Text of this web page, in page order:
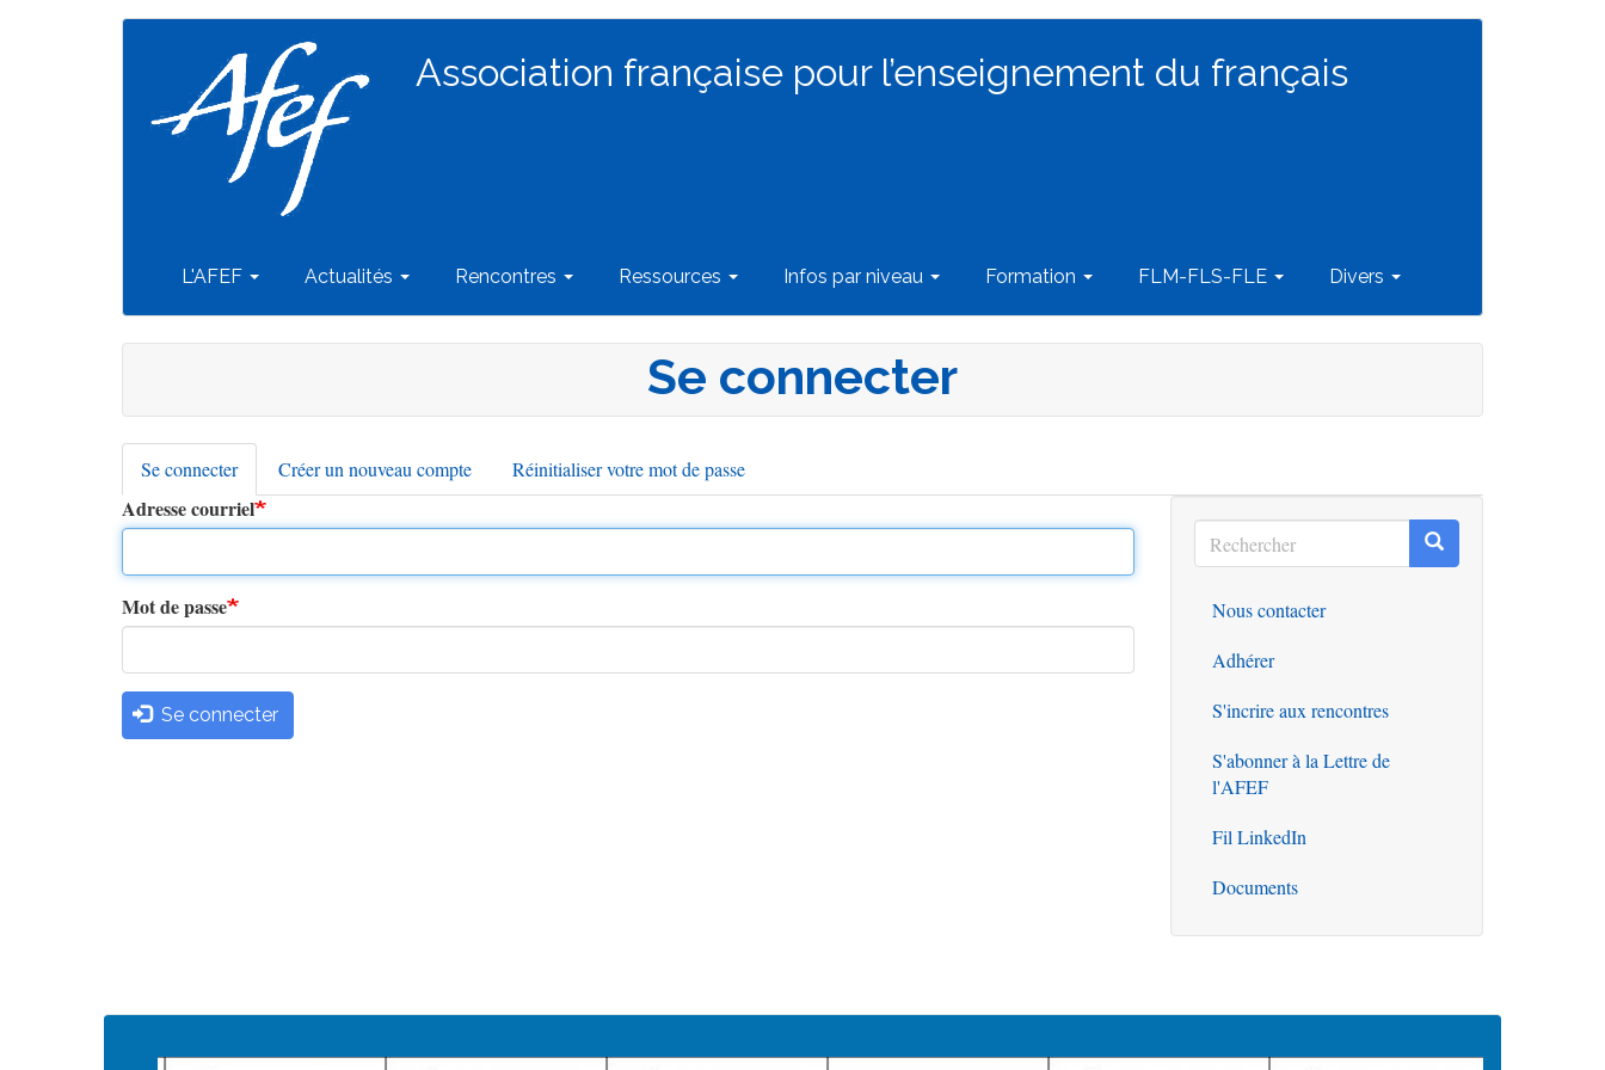
Association française pour l’enseignement du français
Navigation
principale
L'AFEF Actualités Rencontres Ressources Infos par niveau Formation FLM-FLS-FLE Divers
Se connecter
Onglets
principaux
Se connecter(onglet
actif)
Créer un nouveau compte Réinitialiser votre mot de passe
Adresse courriel
Mot de passe
Se connecter
Rechercher
Rechercher Rechercher
Outils
Nous contacter
Adhérer
S'incrire aux rencontres
S'abonner à la Lettre de
l'AFEF
Fil LinkedIn
Documents